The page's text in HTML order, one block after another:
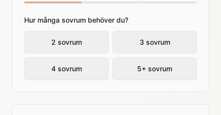
Hur många sovrum behöver du?
2 sovrum 3 sovrum
4 sovrum 5+ sovrum